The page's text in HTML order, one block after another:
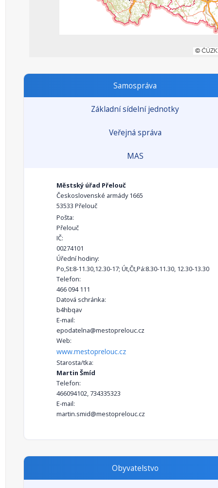
Samospráva
Základní sídelní jednotky
Veřejná správa
MAS
Městský úřad Přelouč
Československé armády 1665
53533 Přelouč
Pošta:
Přelouč
IČ:
00274101
Úřední hodiny:
Po,St:8-11.30,12.30-17; Út,Čt,Pá:8.30-11.30, 12.30-13.30
Telefon:
466 094 111
Datová schránka:
b4hbqav
E-mail:
epodatelna@mestoprelouc.cz
Web:
www.mestoprelouc.cz
Starosta/tka:
Martin Šmíd
Telefon:
466094102, 734335323
E-mail:
martin.smid@mestoprelouc.cz
Obyvatelstvo